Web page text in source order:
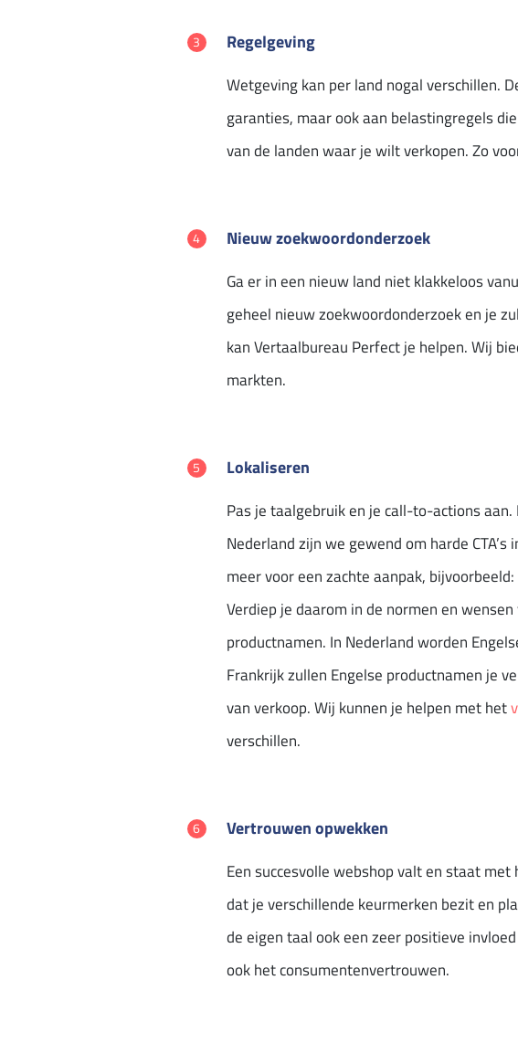
Regelgeving
Wetgeving kan per land nogal verschillen.
garanties, maar ook aan belastingregels
van de landen waar je wilt verkopen. Zo
Nieuw zoekwoordonderzoek
Ga er in een nieuw land niet klakkeloos
geheel nieuw zoekwoordonderzoek en je
kan Vertaalbureau Perfect je helpen. Wij
markten.
Lokaliseren
Pas je taalgebruik en je call-to-actions
Nederland zijn we gewend om harde
meer voor een zachte aanpak,
Verdiep je daarom in de normen en
productnamen. In Nederland worden
Frankrijk zullen Engelse productnamen je
van verkoop. Wij kunnen je helpen met het
verschillen.
Vertrouwen opwekken
Een succesvolle webshop valt en staat
dat je verschillende keurmerken bezit en
de eigen taal ook een zeer positieve
ook het consumentenvertrouwen.